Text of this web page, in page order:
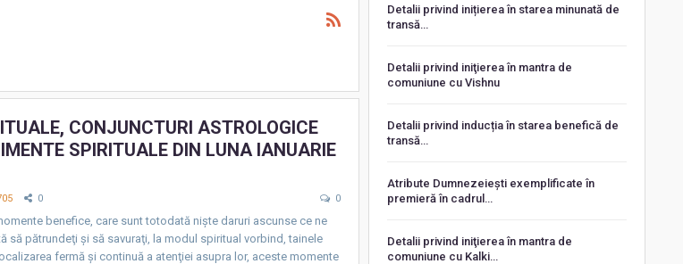
CONJUNCTURI ASTROLOGICE
SPIRITUALE DIN LUNA IANUARIE
0 0
benefice, care sunt totodată nişte daruri ascunse ce ne
să pătrundeţi şi să savuraţi, la modul spiritual vorbind, tainele
fermă şi continuă a atenţiei asupra lor, aceste momente
Detalii privind inițierea în starea minunată de
transă…
Detalii privind iniţierea în mantra de
comuniune cu Vishnu
Detalii privind inducția în starea benefică de
transă…
Atribute Dumnezeiești exemplificate în
premieră în cadrul…
Detalii privind iniţierea în mantra de
comuniune cu Kalki…